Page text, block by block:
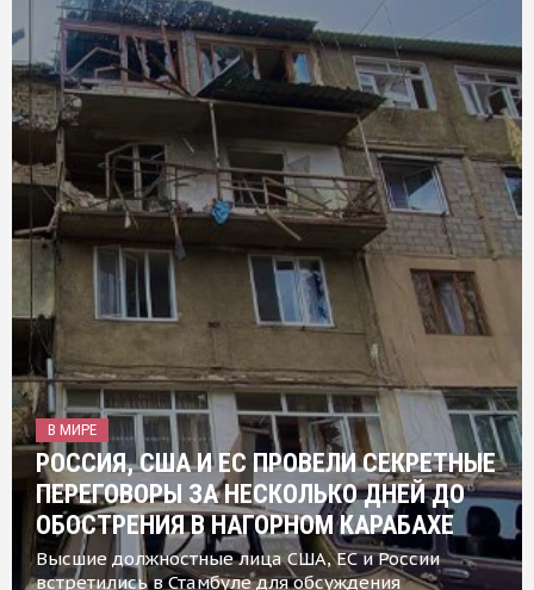
В МИРЕ
РОССИЯ, США И ЕС ПРОВЕЛИ СЕКРЕТНЫЕ
ПЕРЕГОВОРЫ ЗА НЕСКОЛЬКО ДНЕЙ ДО
ОБОСТРЕНИЯ В НАГОРНОМ КАРАБАХЕ
Высшие должностные лица США, ЕС и России
встретились в Стамбуле для обсуждения